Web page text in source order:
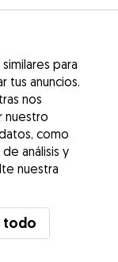
Ver más
para
tus anuncios.
nos
nuestro
como
análisis y
nuestra
todo